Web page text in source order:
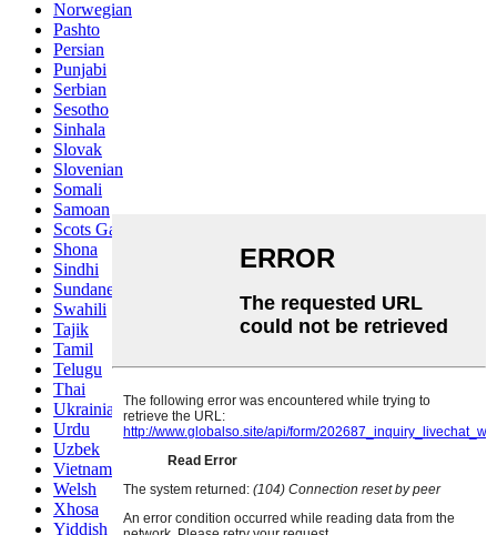
Norwegian
Pashto
Persian
Punjabi
Serbian
Sesotho
Sinhala
Slovak
Slovenian
Somali
Samoan
Scots Gaelic
Shona
Sindhi
Sundanese
Swahili
Tajik
Tamil
Telugu
Thai
Ukrainian
Urdu
Uzbek
Vietnamese
Welsh
Xhosa
Yiddish